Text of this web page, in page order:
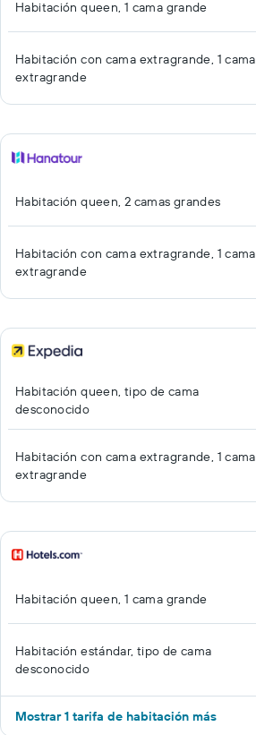
Habitación queen, 1 cama grande
Habitación con cama extragrande, 1 cama
extragrande
Habitación queen, 2 camas grandes
Habitación con cama extragrande, 1 cama
extragrande
Habitación queen, tipo de cama
desconocido
Habitación con cama extragrande, 1 cama
extragrande
Habitación queen, 1 cama grande
Habitación estándar, tipo de cama
desconocido
Mostrar 1 tarifa de habitación más